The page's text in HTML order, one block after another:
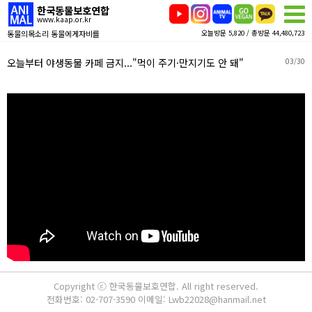
한국동물보호연합
www.kaap.or.kr
동물의목소리 동물에게자비를 오늘방문 5,820 / 총방문 44,480,723
오늘부터 야생동물 카페 금지..."먹이 주기·만지기도 안 돼" 03/30
Copyright ⓒ 한국동물보호연합. All right reserved.
전화번호: 02-707-3590 이메일: Lwb22028@hanmail.net